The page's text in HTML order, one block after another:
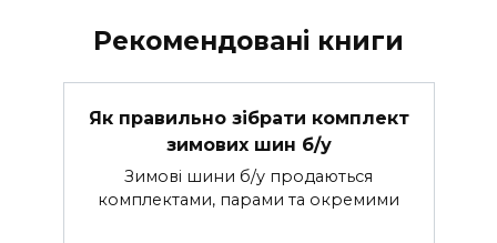
Рекомендовані книги
Як правильно зібрати комплект
зимових шин б/у
Зимові шини б/у продаються
комплектами, парами та окремими